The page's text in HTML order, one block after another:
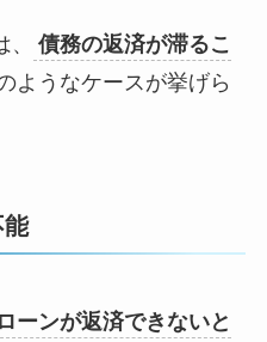
債務の返済が滞るこ
ようなケースが挙げら
ーンが返済できないと